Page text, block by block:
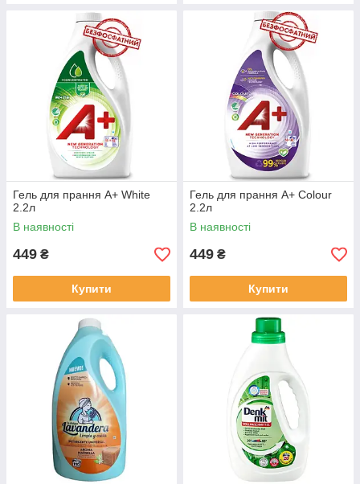
Гель для прання А+ White
2.2л
В наявності
449 ₴
Купити
Гель для прання А+ Colour
2.2л
В наявності
449 ₴
Купити